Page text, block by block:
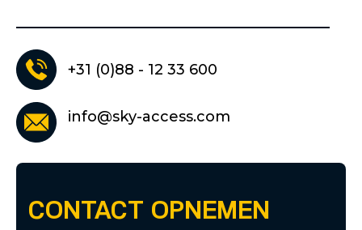
+31 (0)88 - 12 33 600
info@sky-access.com
CONTACT OPNEMEN